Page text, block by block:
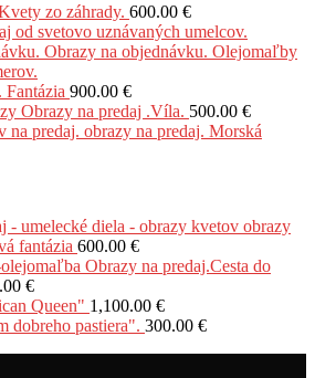
zo záhrady. 600.00 €
Fantázia 900.00 €
Obrazy na predaj .Víla. 500.00 €
obrazy na predaj. Morská
obrazy
fantázia 600.00 €
Obrazy na predaj.Cesta do
€
Queen" 1,100.00 €
dobreho pastiera". 300.00 €